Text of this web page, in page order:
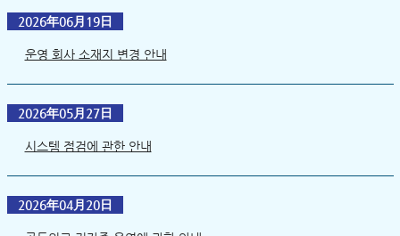
2026年06月19日
운영 회사 소재지 변경 안내
2026年05月27日
시스템 점검에 관한 안내
2026年04月20日